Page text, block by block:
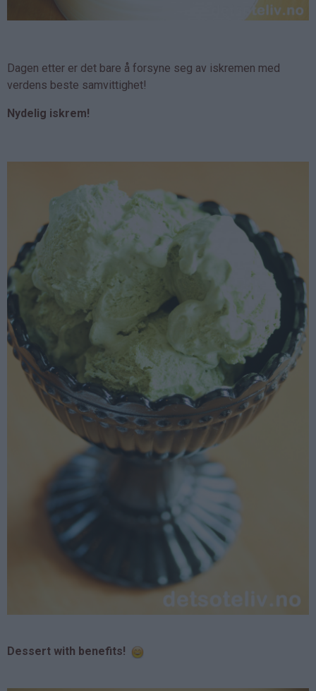
Dagen etter er det bare å forsyne seg av iskremen med
verdens beste samvittighet!
Nydelig iskrem!
Dessert with benefits!